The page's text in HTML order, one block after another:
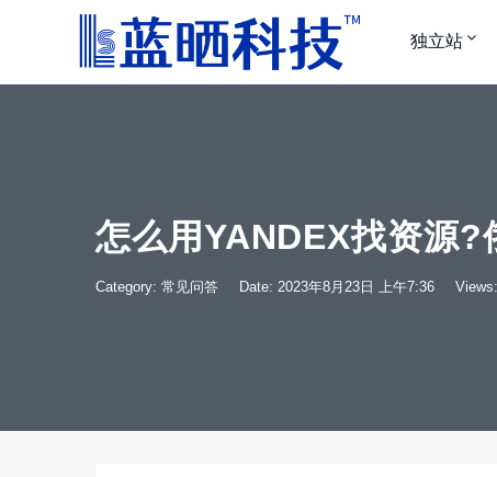
独立站
怎么用YANDEX找资源
Category: 常见问答 Date: 2023年8月23日 上午7:36